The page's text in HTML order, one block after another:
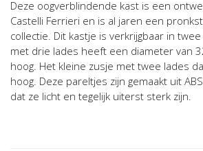
Deze oogverblindende kast is een
Castelli Ferrieri en is al jaren een
collectie. Dit kastje is verkrijgbaar in
met drie lades heeft een diameter van
hoog. Het kleine zusje met twee lades
hoog. Deze pareltjes zijn gemaakt uit
dat ze licht en tegelijk uiterst sterk zijn.